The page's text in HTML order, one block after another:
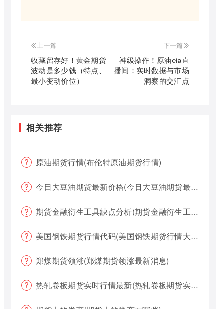
上一篇
收藏留存好！黄金期货
波动是多少钱（特点、
最小变动价位）
下一篇
神级操作！原油eia直
播间：实时数据与市场
洞察的交汇点
相关推荐
原油期货行情(布伦特原油期货行情)
今日大豆油期货最新价格(今日大豆油期货最新价格行情)
期货金融衍生工具缺点分析(期货金融衍生工具缺点分析报告)
美国钢铁期货行情代码(美国钢铁期货行情大盘)
郑煤期货领涨(郑煤期货领涨最新消息)
热轧卷板期货实时行情最新(热轧卷板期货实时行情最新报价)